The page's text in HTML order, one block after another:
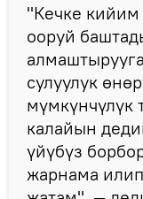
"Кечке кийим
ооруй
сулуулук
мүмкүнчүлүк
калайын
үйүбүз
жарнама